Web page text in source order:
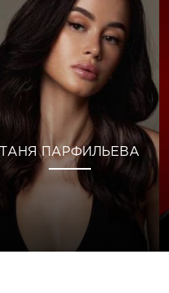
ТАНЯ ПАРФИЛЬЕВА